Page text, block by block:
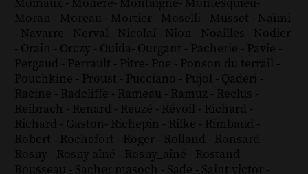
Moinaux - Molière- Montaigne- Montesquieu-
Moran - Moreau - Mortier - Moselli - Musset - Naïmi
- Navarre - Nerval - Nicolaï - Nion - Noailles - Nodier
- Orain - Orczy - Ouida- Ourgant - Pacherie - Pavie -
Pergaud - Perrault - Pitre- Poe - Ponson du terrail -
Pouchkine - Proust - Pucciano - Pujol - Qaderi -
Racine - Radcliffe - Rameau - Ramuz - Reclus -
Reibrach - Renard - Reuzé - Révoil - Richard -
Richard - Gaston- Richepin - Rilke - Rimbaud -
Robert - Rochefort - Roger - Rolland - Ronsard -
Rosny - Rosny aîné - Rosny_aîné - Rostand -
Rousseau - Sacher masoch - Sade - Saint victor -